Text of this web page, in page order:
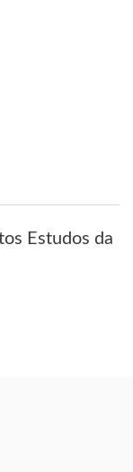
Estudos da